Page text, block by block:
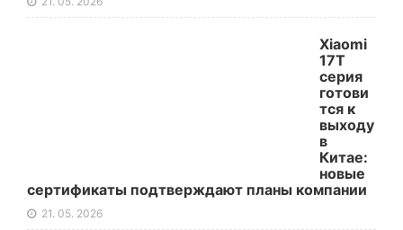
Xiaomi
17T
серия
готови
тся к
выходу
в
Китае:
новые
сертификаты подтверждают планы компании
21. 05. 2026